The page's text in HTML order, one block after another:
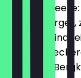
Einfach
Cheese
saftigem
Zwiebeln,
kräftigem